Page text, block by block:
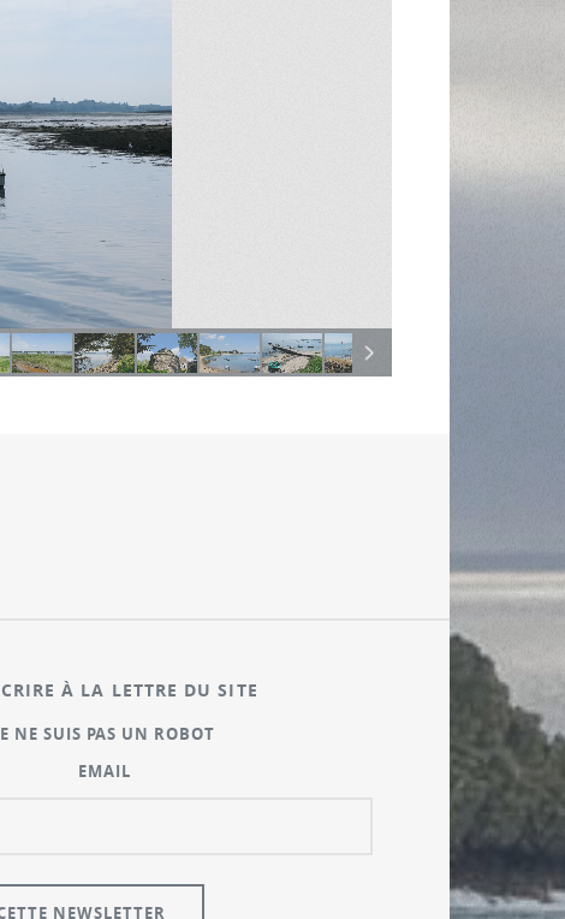
À LA LETTRE DU SITE
NE SUIS PAS UN ROBOT
EMAIL